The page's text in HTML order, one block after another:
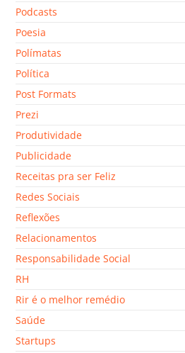
Podcasts
Poesia
Polímatas
Política
Post Formats
Prezi
Produtividade
Publicidade
Receitas pra ser Feliz
Redes Sociais
Reflexões
Relacionamentos
Responsabilidade Social
RH
Rir é o melhor remédio
Saúde
Startups